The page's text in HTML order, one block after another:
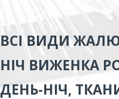
ВСІ ВИДИ
НІЧ ВИЖЕНКА
ДЕНЬ-НІЧ,